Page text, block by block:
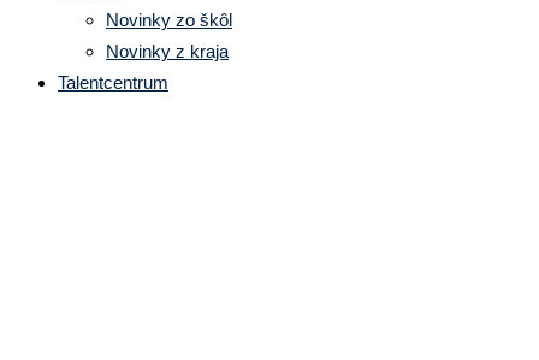
Novinky zo škôl
Novinky z kraja
Talentcentrum